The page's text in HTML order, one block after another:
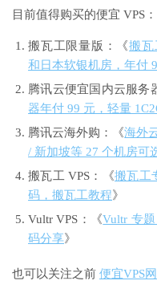
目前值得购买的便宜 VPS：
搬瓦工限量版：《搬瓦
和日本软银机房，年付
腾讯云便宜国内云服务
器年付 99 元，轻量
腾讯云海外购：《海外
/ 新加坡等 27 个机房可
搬瓦工 VPS：《搬瓦工
码，搬瓦工教程》
Vultr VPS：《Vultr 专
码分享》
也可以关注之前 便宜VPS网